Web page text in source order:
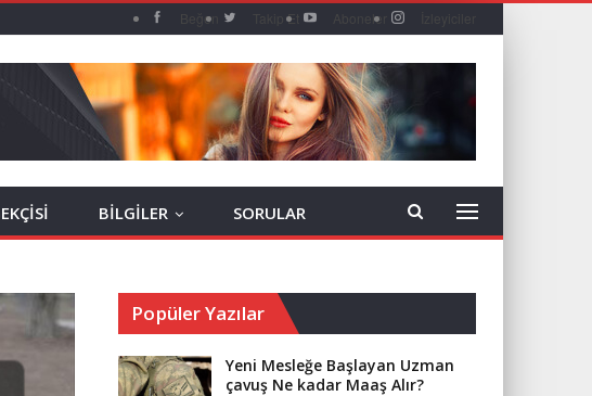
Beğen Takip Et Aboneler
BİLGİLER SORULAR
Popüler Yazılar
Yeni Mesleğe Başlayan Uzman
çavuş Ne kadar Maaş Alır?